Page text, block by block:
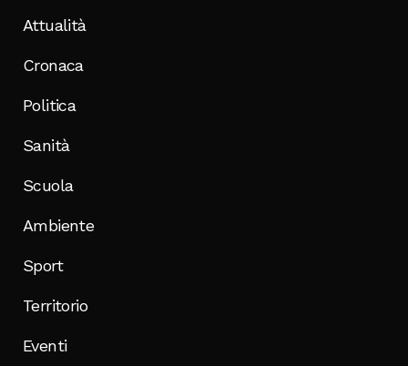
Attualità
Cronaca
Politica
Sanità
Scuola
Ambiente
Sport
Territorio
Eventi